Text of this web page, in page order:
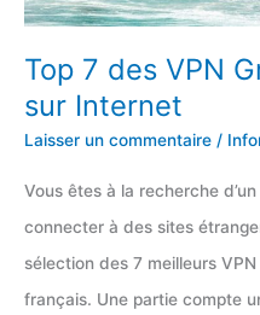
Top 7 des VPN
sur Internet
Laisser un commentaire /
Vous êtes à la recherche
connecter à des sites
sélection des 7 meilleurs
français. Une partie compte